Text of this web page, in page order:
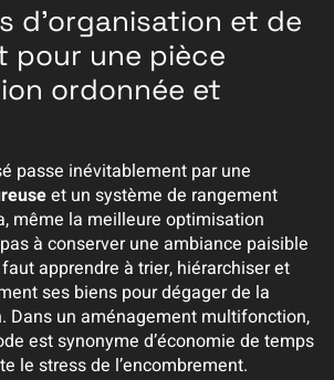
d’organisation et de
pour une pièce
ordonnée et
passe inévitablement par une
et un système de rangement
même la meilleure optimisation
à conserver une ambiance paisible
apprendre à trier, hiérarchiser et
ses biens pour dégager de la
Dans un aménagement multifonction,
est synonyme d’économie de temps
le stress de l’encombrement.